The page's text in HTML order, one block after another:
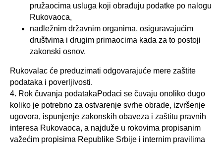
pružaocima usluga koji obrađuju podatke po nalogu
Rukovaoca,
nadležnim državnim organima, osiguravajućim
društvima i drugim primaocima kada za to postoji
zakonski osnov.
Rukovalac će preduzimati odgovarajuće mere zaštite
podataka i poverljivosti.
4. Rok čuvanja podatakaPodaci se čuvaju onoliko dugo
koliko je potrebno za ostvarenje svrhe obrade, izvršenje
ugovora, ispunjenje zakonskih obaveza i zaštitu pravnih
interesa Rukovaoca, a najduže u rokovima propisanim
važećim propisima Republike Srbije i internim pravilima